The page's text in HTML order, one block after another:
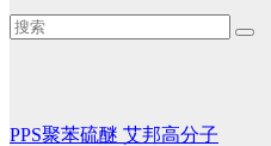
PPS聚苯硫醚 艾邦高分子